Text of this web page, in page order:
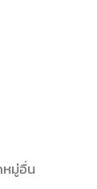
หมู่อื่น